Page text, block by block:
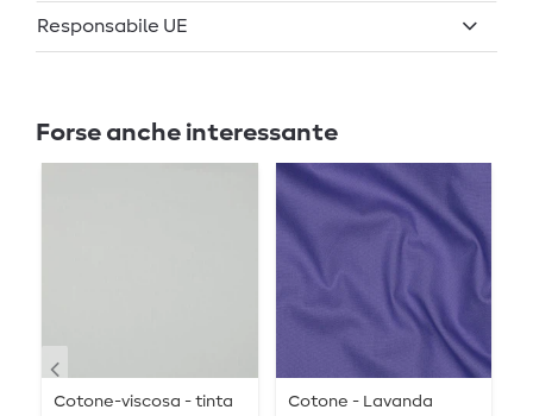
Responsabile UE
Forse anche interessante
Cotone-viscosa - tinta
Cotone - Lavanda